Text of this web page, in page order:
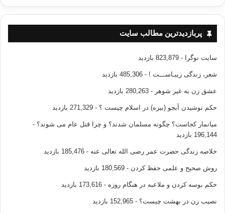
پربازدیدترین مطالب سایت
سایت نوگرا - 823,879 بازدید
شعر، زندگی زیبـاســـت ! - 485,306 بازدید
عشق زن به غیر شوهر - 280,263 بازدید
حکم نوشیدن آبجو (بیره) در اسلام چیست ؟ - 271,329 بازدید
میانمار کجاست؟ چگونه مسلمان شدند؟ و چرا قتل عام می شوند؟ -
196,144 بازدید
خلاصه زندگی حضرت عمر رضی الله تعالی عنه - 185,476 بازدید
روش صحیح و علمی حفظ کردن - 180,569 بازدید
حکم بوسه کردن و ملاعبه در هنگام روزه - 173,616 بازدید
نصیب زن در بهشت چیست؟ - 152,965 بازدید